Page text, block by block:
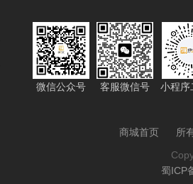
微信公众号 客服微信号 小程序
商城首页
所
蜀ICP